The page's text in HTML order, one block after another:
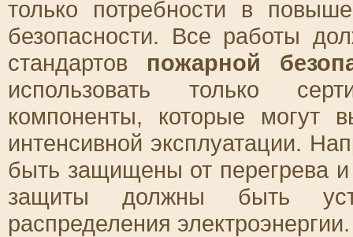
только потребности в
безопасности. Все работы
стандартов пожарной
использовать только
компоненты, которые могут
интенсивной эксплуатации.
быть защищены от перегрева и
защиты должны быть
распределения электроэнергии.